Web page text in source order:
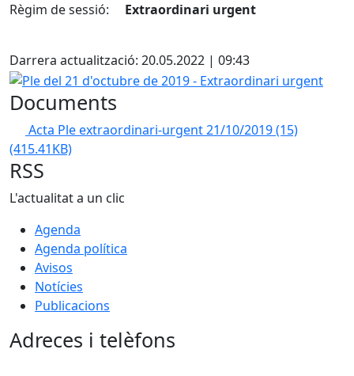
Règim de sessió: Extraordinari urgent
Darrera actualització: 20.05.2022 | 09:43
Ple del 21 d'octubre de 2019 - Extraordinari urgent
Documents
Acta Ple extraordinari-urgent 21/10/2019 (15)
(415.41KB)
RSS
L'actualitat a un clic
Agenda
Agenda política
Avisos
Notícies
Publicacions
Adreces i telèfons